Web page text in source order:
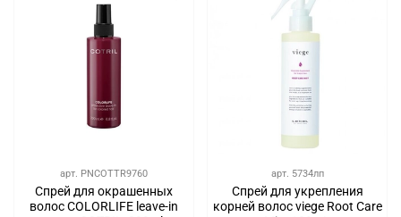
арт. PNCOTTR9760
Спрей для окрашенных
волос COLORLIFE leave-in
арт. 5734лп
Спрей для укрепления
корней волос viege Root Care